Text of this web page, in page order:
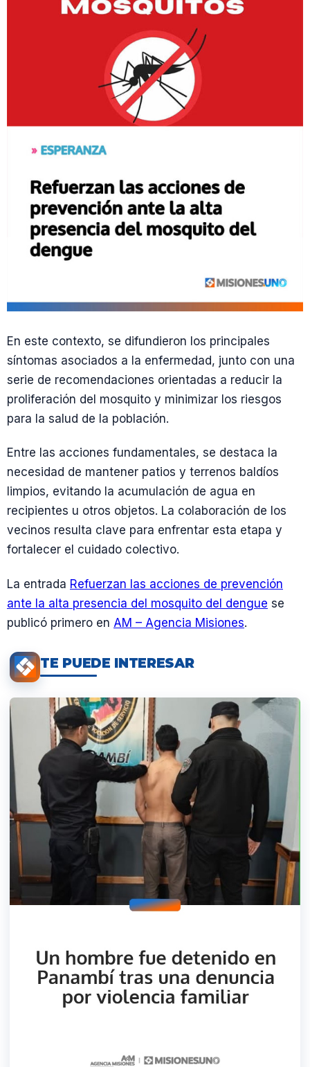
En este contexto, se difundieron los principales
síntomas asociados a la enfermedad, junto con una
serie de recomendaciones orientadas a reducir la
proliferación del mosquito y minimizar los riesgos
para la salud de la población.
Entre las acciones fundamentales, se destaca la
necesidad de mantener patios y terrenos baldíos
limpios, evitando la acumulación de agua en
recipientes u otros objetos. La colaboración de los
vecinos resulta clave para enfrentar esta etapa y
fortalecer el cuidado colectivo.
La entrada Refuerzan las acciones de prevención
ante la alta presencia del mosquito del dengue se
publicó primero en AM – Agencia Misiones.
TE PUEDE INTERESAR